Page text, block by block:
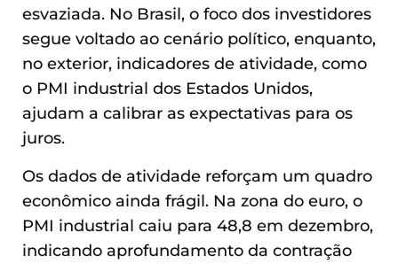
esvaziada. No Brasil, o foco dos investidores
segue voltado ao cenário político, enquanto,
no exterior, indicadores de atividade, como
o PMI industrial dos Estados Unidos,
ajudam a calibrar as expectativas para os
juros.
Os dados de atividade reforçam um quadro
econômico ainda frágil. Na zona do euro, o
PMI industrial caiu para 48,8 em dezembro,
indicando aprofundamento da contração